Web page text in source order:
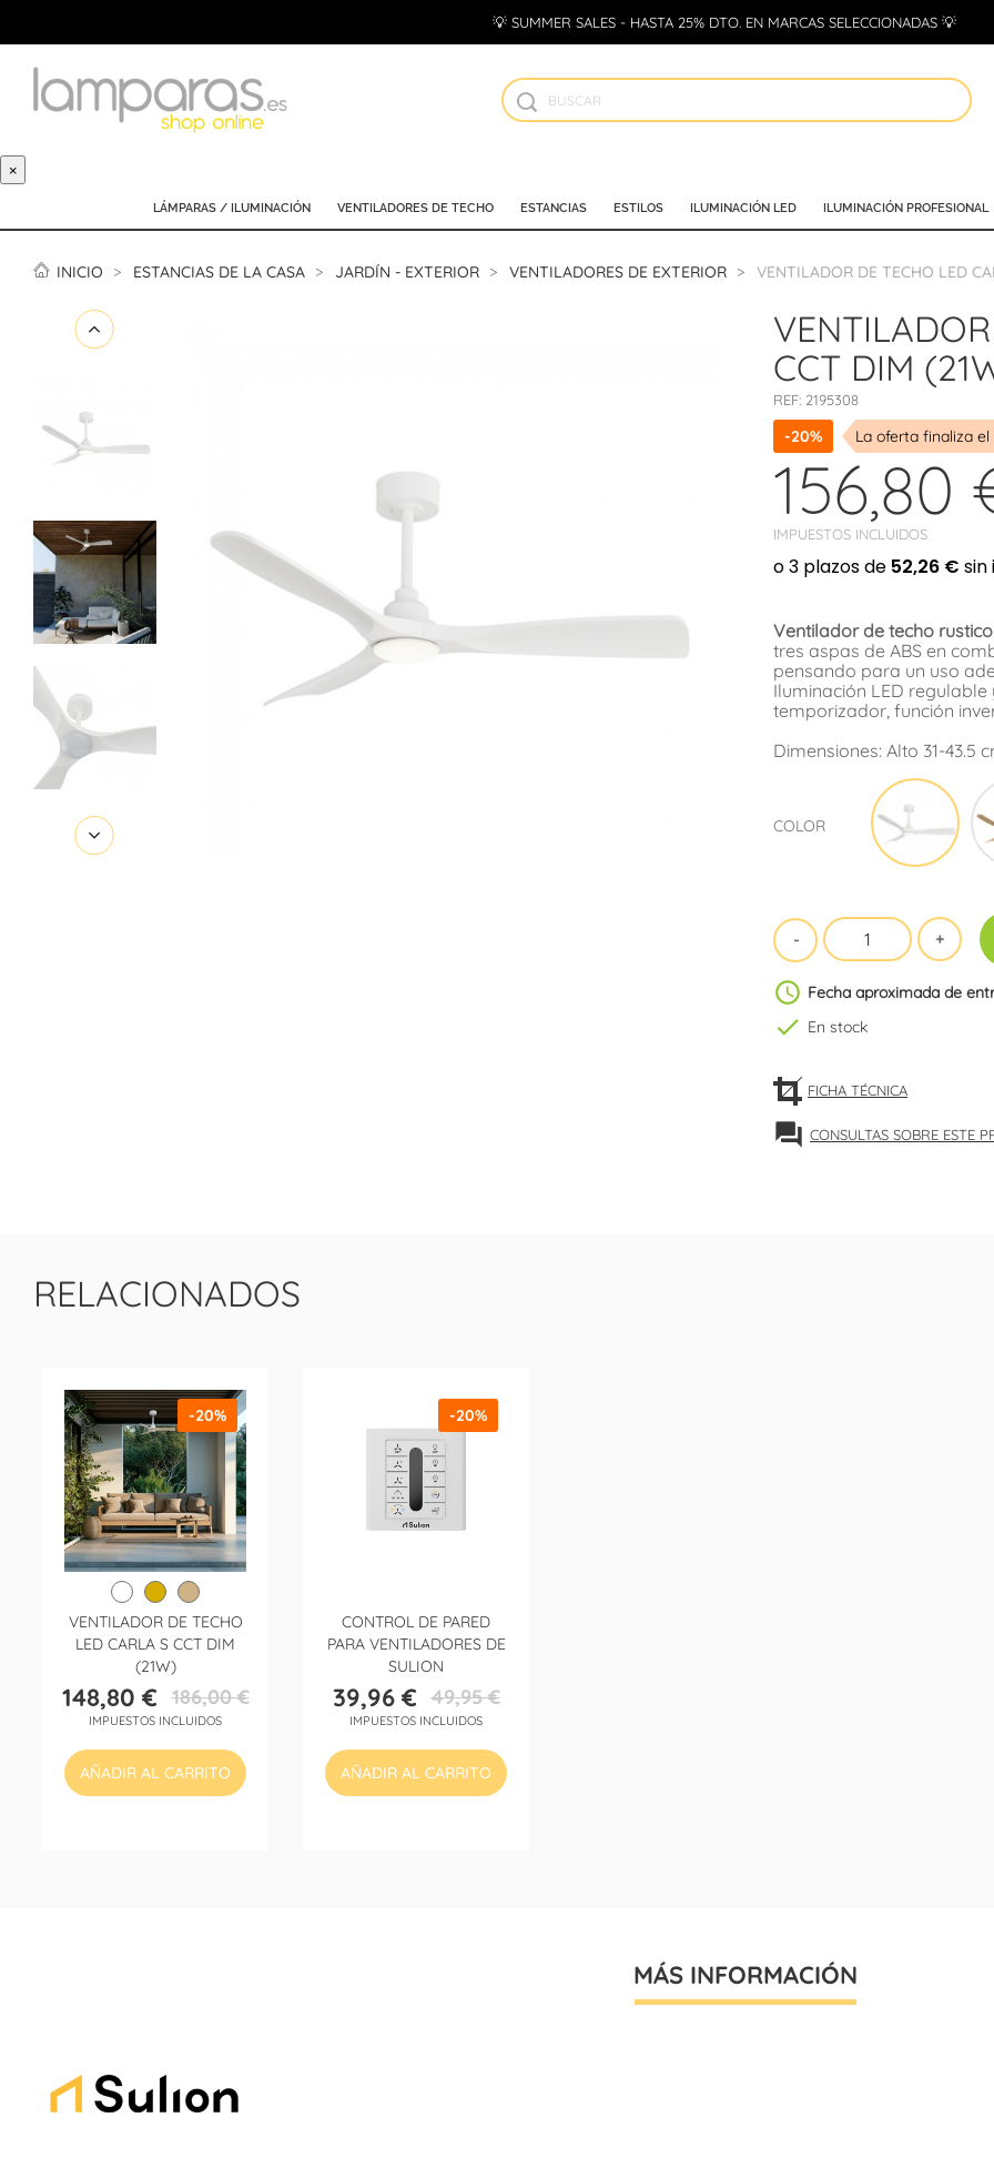
💡 SUMMER SALES - HASTA 25% DTO. EN MARCAS SELECCIONADAS 💡
×
LÁMPARAS / ILUMINACIÓN VENTILADORES DE TECHO ESTANCIAS ESTILOS ILUMINACIÓN LED ILUMINACIÓN PROFESIONAL
INICIO ESTANCIAS DE LA CASA JARDÍN - EXTERIOR VENTILADORES DE EXTERIOR VENTILADOR DE TECHO LED
CCT DIM
REF: 2195308
-20% La oferta finaliza el
156,80
IMPUESTOS INCLUIDOS
Ventilador de techo
tres aspas de ABS en
pensando para un uso
Iluminación LED regulable
temporizador, función
Dimensiones: Alto 31-43.5
COLOR
schedule Fecha aproximada de
check En stock
FICHA TÉCNICA
forum CONSULTAS SOBRE ESTE
RELACIONADOS
VENTILADOR DE TECHO
LED CARLA S CCT DIM
(21W)
Precio
148,80 €Precio
base
186,00 €
IMPUESTOS INCLUIDOS
-20%
AÑADIR AL CARRITO
CONTROL DE PARED
PARA VENTILADORES DE
SULION
Precio
39,96 €Precio
base
49,95 €
IMPUESTOS INCLUIDOS
-20%
AÑADIR AL CARRITO
MÁS INFORMACIÓN